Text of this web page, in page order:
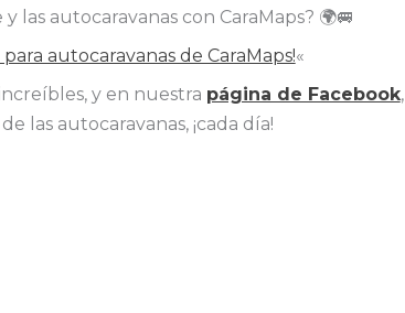
autocaravanas con CaraMaps? 🌍🚐
autocaravanas de CaraMaps!«
y en nuestra página de Facebook,
las autocaravanas, ¡cada día!